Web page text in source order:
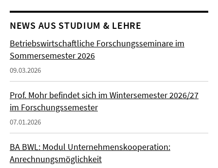
NEWS AUS STUDIUM & LEHRE
Betriebswirtschaftliche Forschungsseminare im
Sommersemester 2026
09.03.2026
Prof. Mohr befindet sich im Wintersemester 2026/27
im Forschungssemester
07.01.2026
BA BWL: Modul Unternehmenskooperation:
Anrechnungsmöglichkeit